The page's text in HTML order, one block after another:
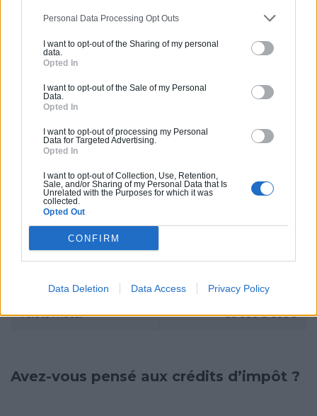
Personal Data Processing Opt Outs
I want to opt-out of the Sharing of my personal
data.
Opted In
I want to opt-out of the Sale of my Personal
Data.
Opted In
I want to opt-out of processing my Personal
Data for Targeted Advertising.
Opted In
I want to opt-out of Collection, Use, Retention,
Sale, and/or Sharing of my Personal Data that Is
Unrelated with the Purposes for which it was
collected.
Opted Out
CONFIRM
Data Deletion Data Access Privacy Policy
autres matériaux. En effet, les premiers prix sont à
hauteur de 300€ en pouvant grimper jusqu’à 600€
Plus précisément, les volets roulants en métal seront les
plus économiques avec un prix compris entre
alors que les modèles à battants verront leur prix minimum
aux alentours de
Récapitulatif
Matériau Prix moyen par pièce
Volets en bois
Volets en PVC
Volets aluminium de 150 à 700€
Volets métal de 300 à 600€
Avez-vous pensé aux crédits d’impôt ?